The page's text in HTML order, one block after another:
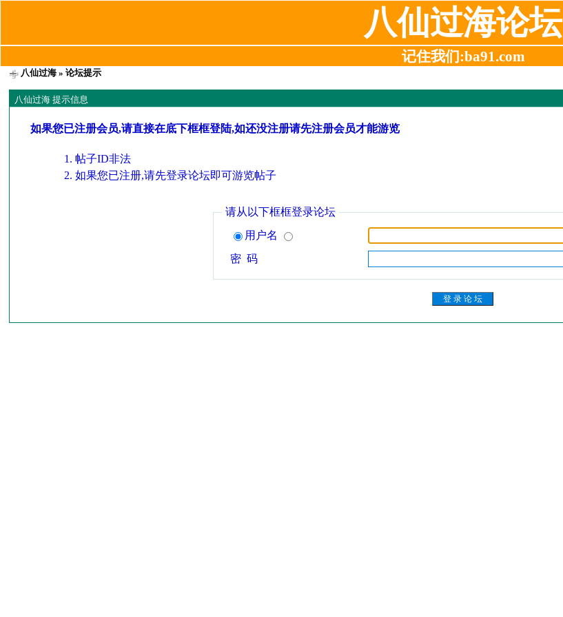
八仙过海论坛
记住我们:ba91.com
八仙过海 » 论坛提示
八仙过海 提示信息
如果您已注册会员,请直接在底下框框登陆,如还没注册请先注册会员才能游览
帖子ID非法
如果您已注册,请先登录论坛即可游览帖子
请从以下框框登录论坛
用户名
密 码